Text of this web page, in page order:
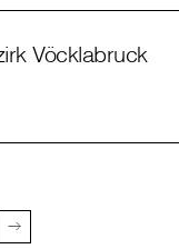
Vöcklabruck